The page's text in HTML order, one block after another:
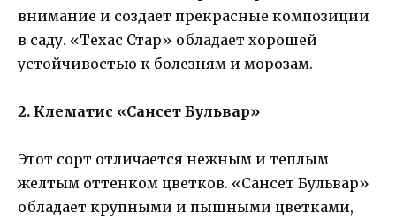
внимание и создает прекрасные композиции
в саду. «Техас Стар» обладает хорошей
устойчивостью к болезням и морозам.
2. Клематис «Сансет Бульвар»
Этот сорт отличается нежным и теплым
желтым оттенком цветков. «Сансет Бульвар»
обладает крупными и пышными цветками,